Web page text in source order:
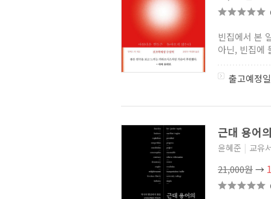
빈집에서 본
아닌, 빈집에
출고예정
근대 용어
윤혜준 | 교유
21,000원→